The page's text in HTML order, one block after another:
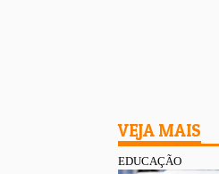
VEJA MAIS
EDUCAÇÃO